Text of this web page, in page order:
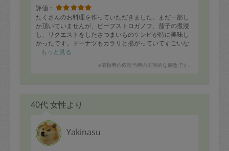
評価：
たくさんのお料理を作っていただきました。まだ一部し
か頂いていませんが、ビーフストロガノフ、茄子の煮浸
し、リクエストをしたさつまいものケンピが特に美味し
かったです。ドーナツもカラリと揚がっていてすごいな
ぁと思いました。雰囲気の良い方で安心してお願いでき
もっと見る
※依頼者の依頼当時の主観的な感想です。
40代 女性より
Yakinasu